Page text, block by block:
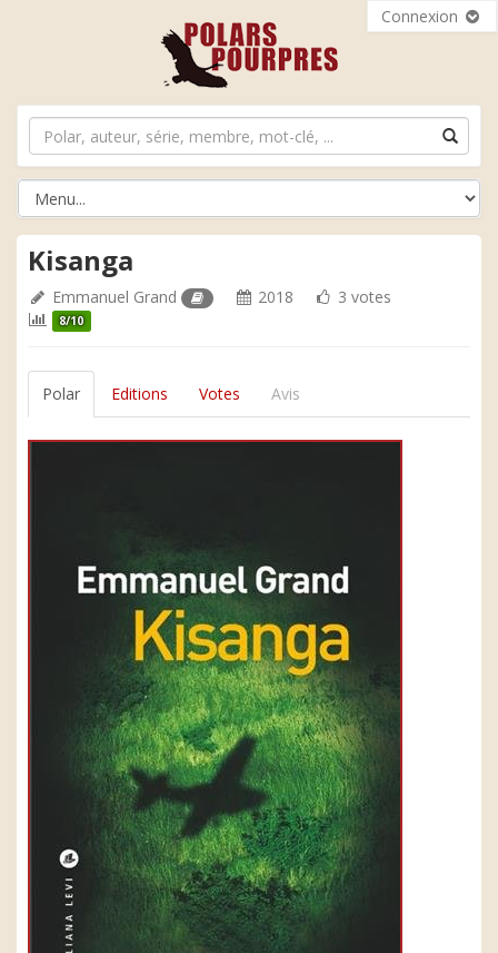
Connexion
Kisanga
Emmanuel Grand 2018 3 votes
8/10
Polar Editions Votes Avis